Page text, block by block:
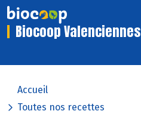
Biocoop Valenciennes
Accueil
Toutes nos recettes